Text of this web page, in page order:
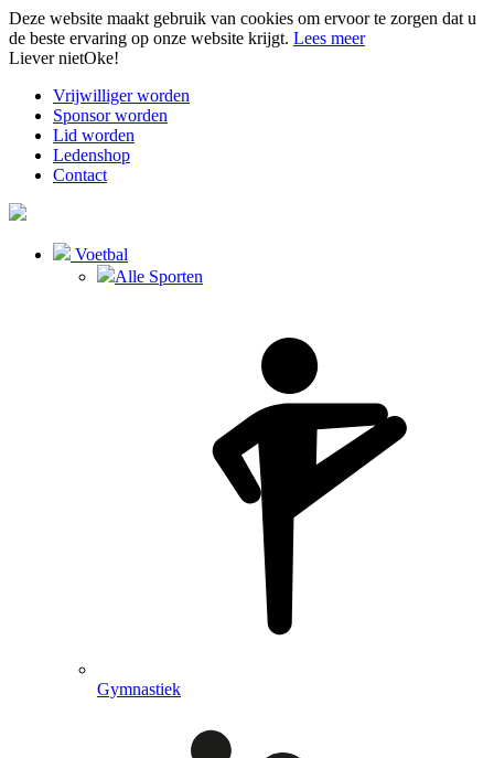
Deze website maakt gebruik van cookies om ervoor te zorgen dat u
de beste ervaring op onze website krijgt. Lees meer
Liever nietOke!
Vrijwilliger worden
Sponsor worden
Lid worden
Ledenshop
Contact
Voetbal
Alle Sporten
Gymnastiek